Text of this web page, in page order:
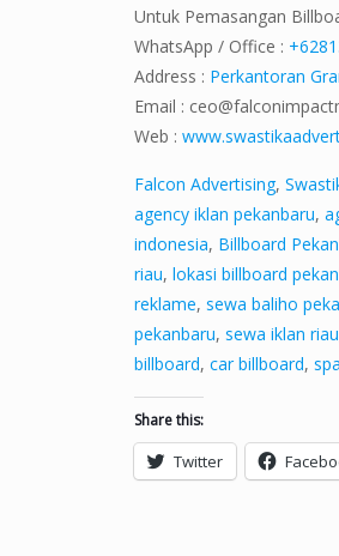
Untuk Pemasangan
WhatsApp / Office :
Address : Perkantoran
Email :
Web :
Falcon Advertising,
agency iklan pekanbaru,
indonesia, Billboard
riau, lokasi billboard
reklame, sewa baliho
pekanbaru, sewa iklan riau
billboard, car billboard,
Share this:
Twitter